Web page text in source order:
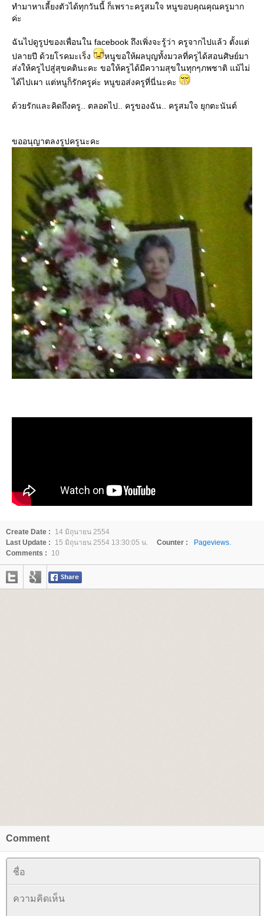
ทำมาหาเลี้ยงตัวได้ทุกวันนี้ ก็เพราะครูสมใจ หนูขอบคุณคุณครูมาก
ค่ะ
ฉันไปดูรูปของเพื่อนใน facebook ถึงเพิ่งจะรู้ว่า ครูจากไปแล้ว ตั้งแต่
ปลายปี ด้วยโรคมะเร็ง
หนูขอให้ผลบุญทั้งมวลที่ครูได้สอนศิษย์มา
ส่งให้ครูไปสู่สุขคตินะคะ ขอให้ครูได้มีความสุขในทุกๆภพชาติ แม้ไม่
ได้ไปเผา แต่หนูก็รักครูค่ะ หนูขอส่งครูที่นี่นะคะ
ด้วยรักและคิดถึงครู.. ตลอดไป.. ครูของฉัน.. ครูสมใจ ยุกตะนันต์
ขออนุญาตลงรูปครูนะคะ
Create Date :
14 มิถุนายน 2554
Last Update :
15 มิถุนายน 2554 13:30:05 น. Counter :
Pageviews.
Comments :
10
Comment